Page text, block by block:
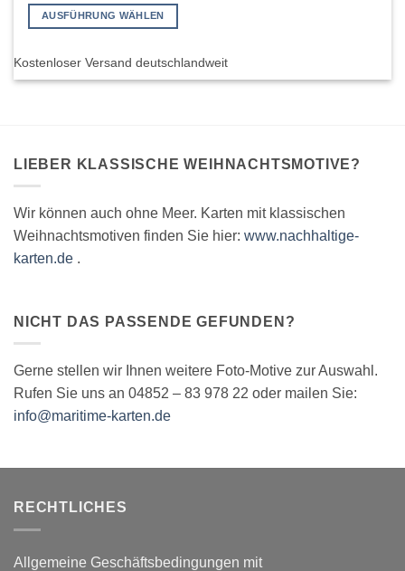
aufAUSFÜHRUNG WÄHLEN
Produkt
Optionen
können
auf
der
gewählt
Kostenloser Versand deutschlandweit
LIEBER KLASSISCHE WEIHNACHTSMOTIVE?
Wir können auch ohne Meer. Karten mit klassischen
Weihnachtsmotiven finden Sie hier: www.nachhaltige-
karten.de .
NICHT DAS PASSENDE GEFUNDEN?
Gerne stellen wir Ihnen weitere Foto-Motive zur Auswahl.
Rufen Sie uns an 04852 – 83 978 22 oder mailen Sie:
info@maritime-karten.de
RECHTLICHES
Allgemeine Geschäftsbedingungen mit